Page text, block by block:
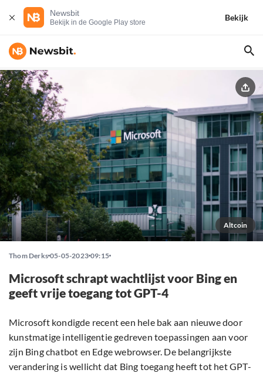
Newsbit
Bekijk in de Google Play store
Bekijk
Altcoin
Thom Derks 05-05-2023 09:15
Microsoft schrapt wachtlijst voor Bing en
geeft vrije toegang tot GPT-4
Microsoft kondigde recent een hele bak aan nieuwe door
kunstmatige intelligentie gedreven toepassingen aan voor
zijn Bing chatbot en Edge webrowser. De belangrijkste
verandering is wellicht dat Bing toegang heeft tot het GPT-